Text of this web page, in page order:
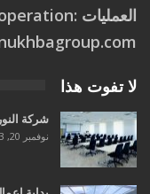
العمليات :operation
ukhbagroup.com
لا تفوت هذا
شركة
نوفمبر 20, 2023